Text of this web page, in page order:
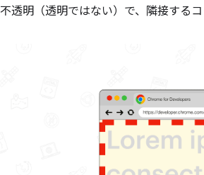
不透明（透明ではない）で、隣接する